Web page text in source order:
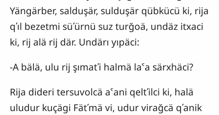
Yängärber, salduşär, sulduşär qübkücü ki, rija
qʹıl bezetmi süʹürnü suz turğoä, undäz itxaci
ki, rij alä rij där. Undärı yıpäci:
-A bälä, ulu rij şımatʹi halmä laˁa särxhäci?
Rija dideri tersuvolcä aˁani qeltʹilci ki, halä
uludur kuçägi Fätʹmä vi, udur virağcä qʹanik